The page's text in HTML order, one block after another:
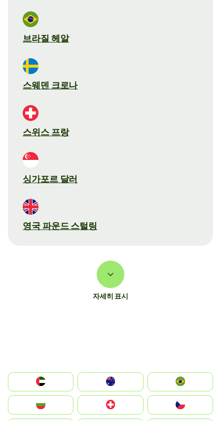
브라질 헤알
스웨덴 크로나
스위스 프랑
싱가포르 달러
영국 파운드 스털링
자세히 표시
الإمارات العربية المتحدة
Switzerland